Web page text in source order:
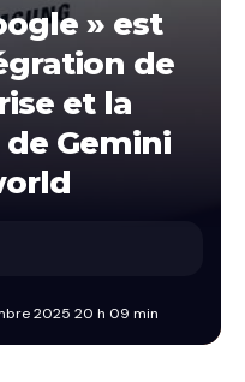
» est
de
et la
Gemini
2025 20 h 09 min